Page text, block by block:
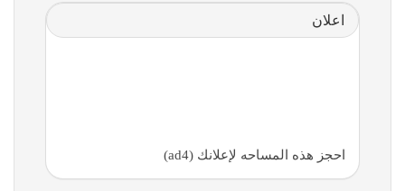
اعلان
احجز هذه المساحه لإعلانك (ad4)